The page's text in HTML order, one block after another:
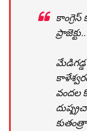
కాంగ్రెస్
వందల